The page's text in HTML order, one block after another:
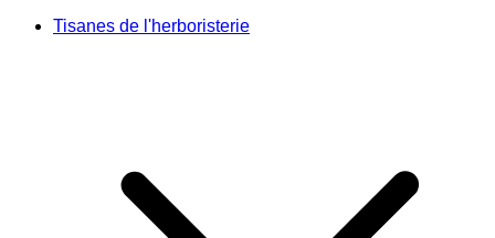
Tisanes de l'herboristerie